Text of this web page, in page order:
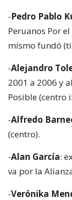
-Pedro Pablo
Peruanos Por
mismo fundó
-Alejandro
2001 a 2006 y
Posible (centro
-Alfredo
(centro).
-Alan García:
va por la
-Verónika